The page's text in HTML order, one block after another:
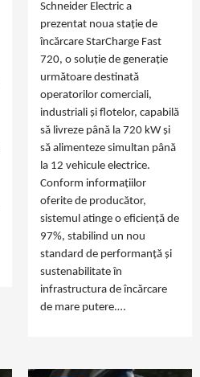
Schneider Electric a
prezentat noua stație de
încărcare StarCharge Fast
720, o soluție de generație
următoare destinată
operatorilor comerciali,
industriali și flotelor, capabilă
să livreze până la 720 kW și
să alimenteze simultan până
la 12 vehicule electrice.
Conform informațiilor
oferite de producător,
sistemul atinge o eficiență de
97%, stabilind un nou
standard de performanță și
sustenabilitate în
infrastructura de încărcare
de mare putere.…